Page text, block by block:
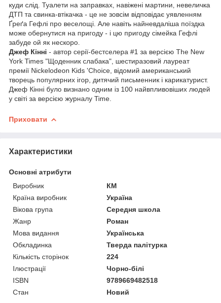
куди слід. Туалети на заправках, навіжені мартини, невеличка
ДТП та свинка-втікачка - це не зовсім відповідає уявленням
Ґреґа Гефлі про веселощі. Але навіть найневдаліша поїздка
може обернутися на пригоду - і цю пригоду сімейка Гефлі
забуде ой як нескоро.
Джеф Кінні - автор серії-бестселера #1 за версією The New
York Times "Щоденник слабака", шестиразовий лауреат
премії Nickelodeon Kids 'Choice, відомий американський
творець популярних ігор, дитячий письменник і карикатурист.
Джеф Кінні було визнано одним із 100 найвпливовіших людей
у світі за версією журналу Time.
Приховати
Характеристики
Основні атрибути
Виробник
КМ
Країна виробник
Україна
Вікова група
Середня школа
Жанр
Роман
Мова видання
Українська
Обкладинка
Тверда палітурка
Кількість сторінок
224
Ілюстрації
Чорно-білі
ISBN
9789669482518
Стан
Новий